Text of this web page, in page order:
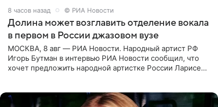
8 часов назад © РИА Новости
Долина может возглавить отделение вокала
в первом в России джазовом вузе
МОСКВА, 8 авг — РИА Новости. Народный артист РФ
Игорь Бутман в интервью РИА Новости сообщил, что
хочет предложить народной артистке России Ларисе